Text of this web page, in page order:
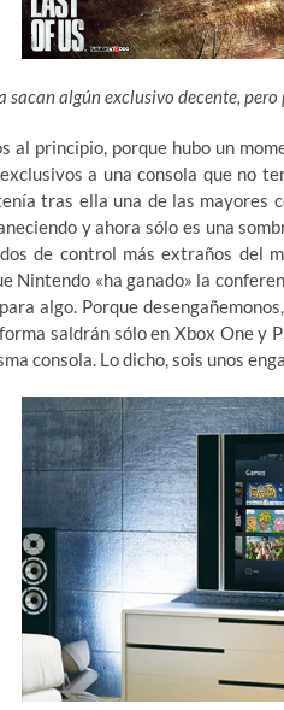
sacan algún exclusivo decente,
al principio, porque hubo un
a una consola que no
tras ella una de las mayores
y ahora sólo es una
de control más extraños del
Nintendo «ha ganado» la
algo. Porque
saldrán sólo en Xbox One y
consola. Lo dicho, sois unos